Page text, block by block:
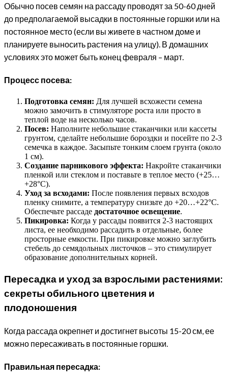
Обычно посев семян на рассаду проводят за 50-60 дней
до предполагаемой высадки в постоянные горшки или на
постоянное место (если вы живете в частном доме и
планируете выносить растения на улицу). В домашних
условиях это может быть конец февраля – март.
Процесс посева:
Подготовка семян: Для лучшей всхожести семена
можно замочить в стимуляторе роста или просто в
теплой воде на несколько часов.
Посев: Наполните небольшие стаканчики или кассеты
грунтом, сделайте небольшие бороздки и посейте по 2-3
семечка в каждое. Засыпьте тонким слоем грунта (около
1 см).
Создание парникового эффекта: Накройте стаканчики
пленкой или стеклом и поставьте в теплое место (+25…
+28°C).
Уход за всходами: После появления первых всходов
пленку снимите, а температуру снизьте до +20…+22°C.
Обеспечьте рассаде достаточное освещение.
Пикировка: Когда у рассады появится 2-3 настоящих
листа, ее необходимо рассадить в отдельные, более
просторные емкости. При пикировке можно заглубить
стебель до семядольных листочков – это стимулирует
образование дополнительных корней.
Пересадка и уход за взрослыми растениями:
секреты обильного цветения и
плодоношения
Когда рассада окрепнет и достигнет высоты 15-20 см, ее
можно пересаживать в постоянные горшки.
Правильная пересадка: